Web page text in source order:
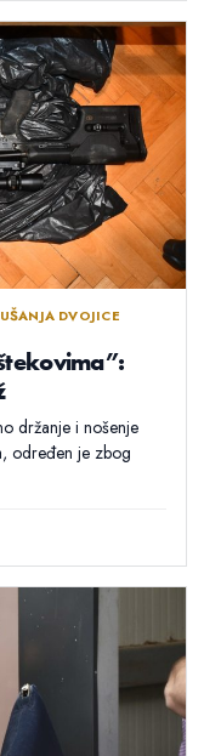
DVOJICE
držanje i nošenje
određen je zbog